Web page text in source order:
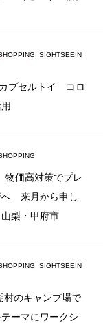
SIGHTSEEIN
プセルトイ コロ
価高対策でプレ
へ 来月から申し
梨・甲府市
SIGHTSEEIN
村のキャンプ場で
ーマにワークシ